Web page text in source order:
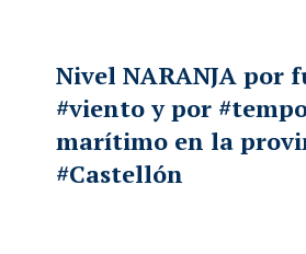
Nivel NARANJA por
#viento y por
marítimo en la
#Castellón